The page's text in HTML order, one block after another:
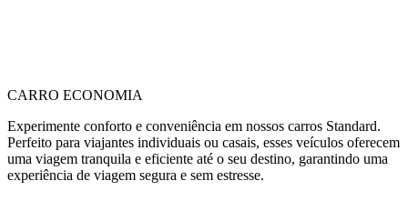
CARRO ECONOMIA
Experimente conforto e conveniência em nossos carros Standard.
Perfeito para viajantes individuais ou casais, esses veículos oferecem
uma viagem tranquila e eficiente até o seu destino, garantindo uma
experiência de viagem segura e sem estresse.